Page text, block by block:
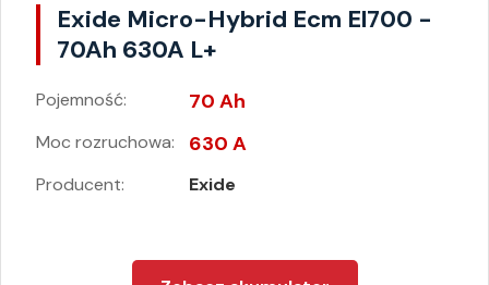
Exide Micro-Hybrid Ecm El700 -
70Ah 630A L+
Pojemność: 70 Ah
Moc rozruchowa: 630 A
Producent: Exide